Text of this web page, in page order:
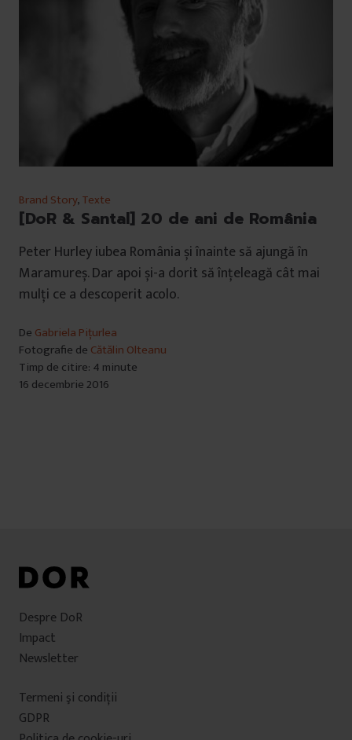
Brand Story,Texte
[DoR & Santal] 20 de ani de România
Peter Hurley iubea România și înainte să ajungă în
Maramureș. Dar apoi și-a dorit să înțeleagă cât mai
mulți ce a descoperit acolo.
De Gabriela Pițurlea
Fotografie de Cătălin Olteanu
Timp de citire: 4 minute
16 decembrie 2016
Despre DoR
Impact
Newsletter
Termeni şi condiţii
GDPR